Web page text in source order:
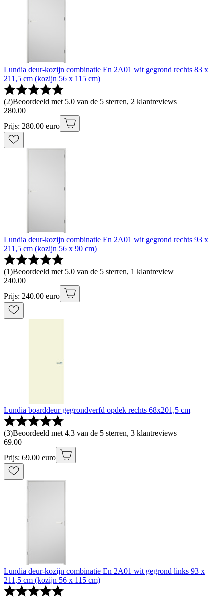
Lundia deur-kozijn combinatie En 2A01 wit gegrond rechts 83 x
211,5 cm (kozijn 56 x 115 cm)
(2)Beoordeeld met 5.0 van de 5 sterren, 2 klantreviews
280.00
Prijs: 280.00 euro
Lundia deur-kozijn combinatie En 2A01 wit gegrond rechts 93 x
211,5 cm (kozijn 56 x 90 cm)
(1)Beoordeeld met 5.0 van de 5 sterren, 1 klantreview
240.00
Prijs: 240.00 euro
Lundia boarddeur gegrondverfd opdek rechts 68x201,5 cm
(3)Beoordeeld met 4.3 van de 5 sterren, 3 klantreviews
69.00
Prijs: 69.00 euro
Lundia deur-kozijn combinatie En 2A01 wit gegrond links 93 x
211,5 cm (kozijn 56 x 115 cm)